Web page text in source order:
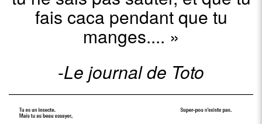
fais caca pendant que tu
manges.... »
-Le journal de Toto